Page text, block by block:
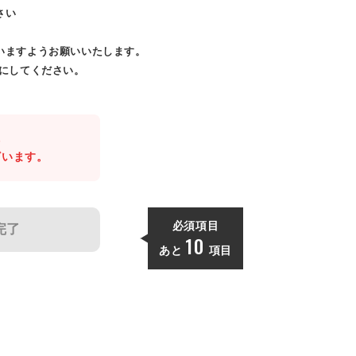
い
すようお願いいたします。
してください。
ます。
了 必須項目
あと 10 項目